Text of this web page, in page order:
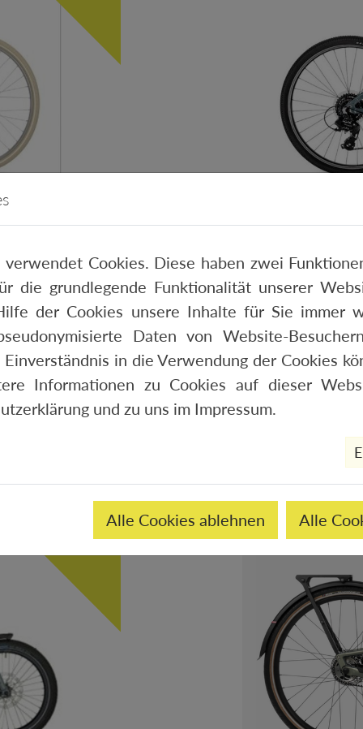
24 ZOLL
PUKY
570,-€
2000,-€
Cookies. Diese haben zwei
die grundlegende Funktionalität unserer
der Cookies unsere Inhalte für Sie immer
Daten von Website-
in die Verwendung der Cookies
Informationen zu Cookies auf dieser
und zu uns im Impressum.
Alle Cookies ablehnen Alle